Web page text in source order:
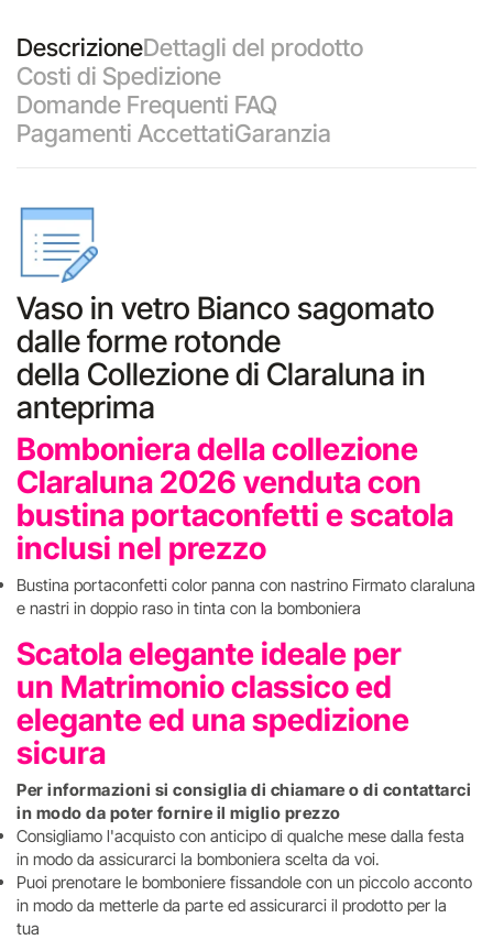
DescrizioneDettagli del prodotto
Costi di Spedizione
Domande Frequenti FAQ
Pagamenti AccettatiGaranzia
Vaso in vetro Bianco sagomato
dalle forme rotonde
della Collezione di Claraluna in
anteprima
Bomboniera della collezione
Claraluna 2026 venduta con
bustina portaconfetti e scatola
inclusi nel prezzo
Bustina portaconfetti color panna con nastrino Firmato claraluna
e nastri in doppio raso in tinta con la bomboniera
Scatola elegante ideale per
un Matrimonio classico ed
elegante ed una spedizione
sicura
Per informazioni si consiglia di chiamare o di contattarci
in modo da poter fornire il miglio prezzo
Consigliamo l'acquisto con anticipo di qualche mese dalla festa
in modo da assicurarci la bomboniera scelta da voi.
Puoi prenotare le bomboniere fissandole con un piccolo acconto
in modo da metterle da parte ed assicurarci il prodotto per la
tua